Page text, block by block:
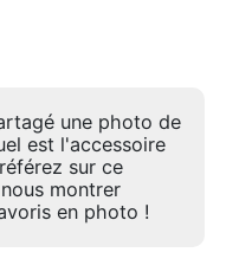
une photo de
est l'accessoire
sur ce
montrer
en photo !